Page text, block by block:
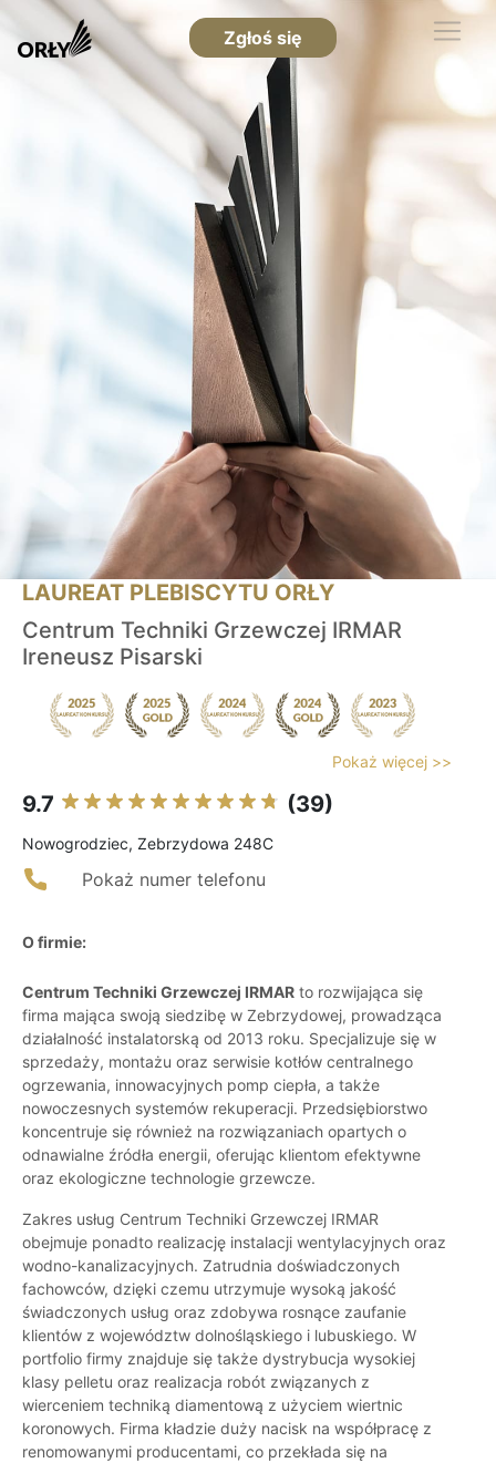
Zgłoś się
LAUREAT PLEBISCYTU ORŁY
Centrum Techniki Grzewczej IRMAR
Ireneusz Pisarski
Pokaż więcej >>
9.7 (39)
Nowogrodziec, Zebrzydowa 248C
Pokaż numer telefonu
O firmie:
Centrum Techniki Grzewczej IRMAR to rozwijająca się
firma mająca swoją siedzibę w Zebrzydowej, prowadząca
działalność instalatorską od 2013 roku. Specjalizuje się w
sprzedaży, montażu oraz serwisie kotłów centralnego
ogrzewania, innowacyjnych pomp ciepła, a także
nowoczesnych systemów rekuperacji. Przedsiębiorstwo
koncentruje się również na rozwiązaniach opartych o
odnawialne źródła energii, oferując klientom efektywne
oraz ekologiczne technologie grzewcze.
Zakres usług Centrum Techniki Grzewczej IRMAR
obejmuje ponadto realizację instalacji wentylacyjnych oraz
wodno-kanalizacyjnych. Zatrudnia doświadczonych
fachowców, dzięki czemu utrzymuje wysoką jakość
świadczonych usług oraz zdobywa rosnące zaufanie
klientów z województw dolnośląskiego i lubuskiego. W
portfolio firmy znajduje się także dystrybucja wysokiej
klasy pelletu oraz realizacja robót związanych z
wierceniem techniką diamentową z użyciem wiertnic
koronowych. Firma kładzie duży nacisk na współpracę z
renomowanymi producentami, co przekłada się na